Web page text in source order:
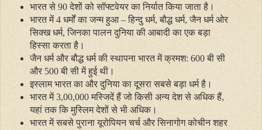
भारत से 90 देशों को सॉफ्टवेयर का निर्यात किया जाता है।
भारत में 4 धर्मों का जन्‍म हुआ–हिन्‍दु धर्म,बौद्ध धर्म,जैन धर्म ओर
सिक्‍ख धर्म,जिनका पालन दुनिया की आबादी का एक बड़ा
हिस्‍सा करता है।
जैन धर्म और बौद्ध धर्म की स्‍थापना भारत में क्रमश: 600 बी सी
और 500 बी सी में हुई थी।
इस्‍लाम भारत का और दुनिया का दूसरा सबसे बड़ा धर्म है।
भारत में 3,00,000 मस्जिदें हैं जो किसी अन्‍य देश से अधिक हैं,
यहां तक कि मुस्लिम देशों से भी अधिक।
भारत में सबसे पुराना यूरोपियन चर्च और सिनागोग कोचीन शहर